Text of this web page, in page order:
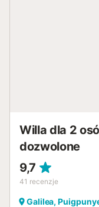
Willa dla 2
dozwolone
9,7
41 recenzje
Galilea,